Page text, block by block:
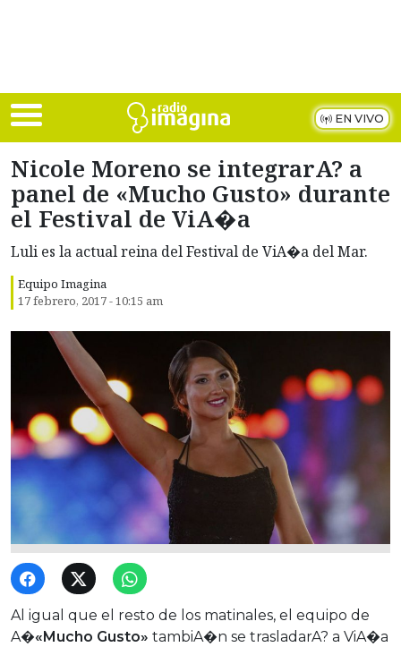
EN VIVO
Nicole Moreno se integrarA? a
panel de «Mucho Gusto» durante
el Festival de ViA�a
Luli es la actual reina del Festival de ViA�a del Mar.
Equipo Imagina
17 febrero, 2017 - 10:15 am
Al igual que el resto de los matinales, el equipo de
A�«Mucho Gusto» tambiA�n se trasladarA? a ViA�a